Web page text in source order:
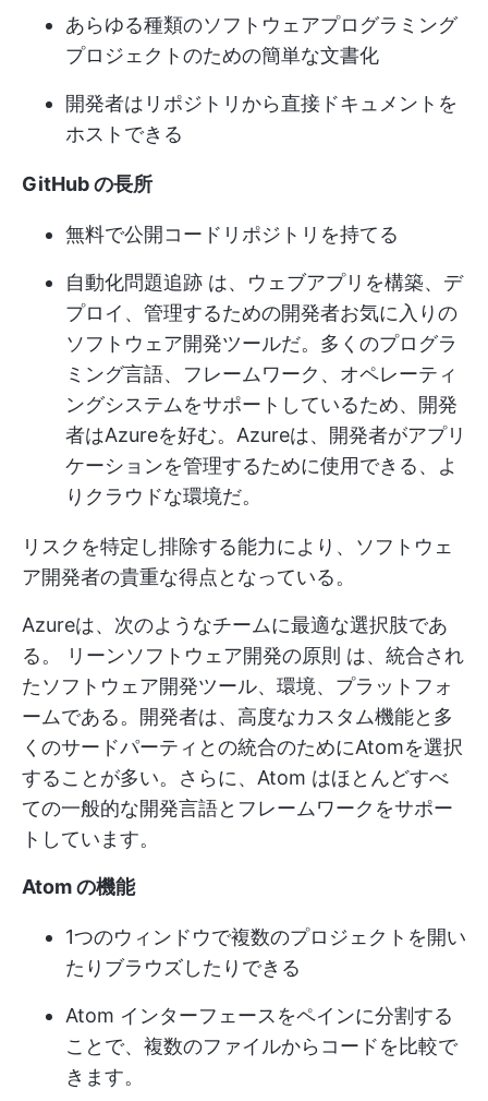
あらゆる種類のソフトウェアプログラミング
プロジェクトのための簡単な文書化
開発者はリポジトリから直接ドキュメントを
ホストできる
GitHub の長所
無料で公開コードリポジトリを持てる
自動化問題追跡 は、ウェブアプリを構築、デ
プロイ、管理するための開発者お気に入りの
ソフトウェア開発ツールだ。多くのプログラ
ミング言語、フレームワーク、オペレーティ
ングシステムをサポートしているため、開発
者はAzureを好む。Azureは、開発者がアプリ
ケーションを管理するために使用できる、よ
りクラウドな環境だ。
リスクを特定し排除する能力により、ソフトウェ
ア開発者の貴重な得点となっている。
Azureは、次のようなチームに最適な選択肢であ
る。
リーンソフトウェア開発の原則 は、統合され
たソフトウェア開発ツール、環境、プラットフォ
ームである。開発者は、高度なカスタム機能と多
くのサードパーティとの統合のためにAtomを選択
することが多い。さらに、Atom はほとんどすべ
ての一般的な開発言語とフレームワークをサポー
トしています。
Atom の機能
1つのウィンドウで複数のプロジェクトを開い
たりブラウズしたりできる
Atom インターフェースをペインに分割する
ことで、複数のファイルからコードを比較で
きます。